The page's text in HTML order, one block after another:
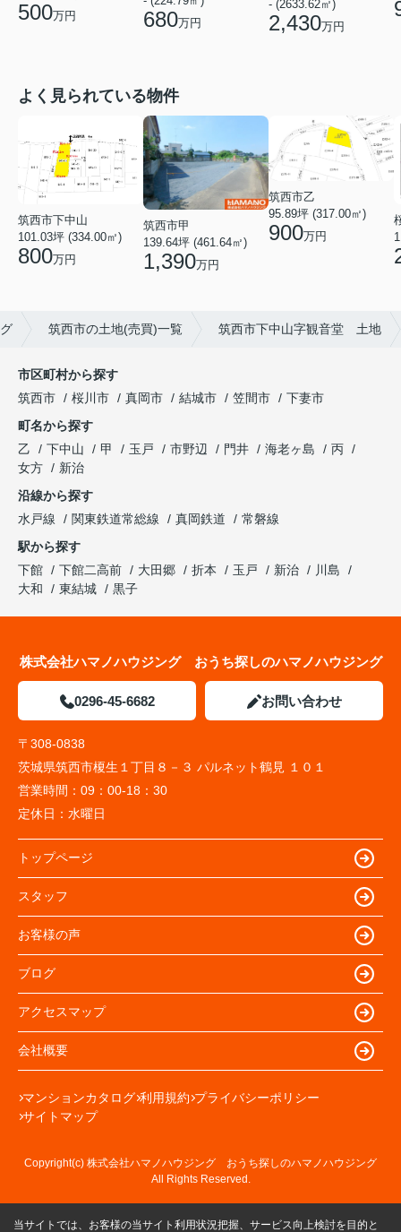
500万円 680万円
- (2633.62㎡)
2,430万円
よく見られている物件
筑西市下中山
101.03坪 (334.00㎡)
800万円
筑西市甲
139.64坪 (461.64㎡)
1,390万円
筑西市乙
95.89坪 (317.00㎡)
900万円
筑西市の土地(売買)一覧 筑西市下中山字観音堂 土地
市区町村から探す
筑西市
桜川市 真岡市 結城市 笠間市
下妻市
町名から探す
乙
下中山 甲 玉戸 市野辺 門井 海老ヶ島
丙
女方
新治
沿線から探す
水戸線
関東鉄道常総線 真岡鉄道
常磐線
駅から探す
下館
下館二高前 大田郷 折本 玉戸 新治
川島
大和
東結城 黒子
株式会社ハマノハウジング おうち探しのハマノハウジング
0296-45-6682 お問い合わせ
〒308-0838
茨城県筑西市榎生１丁目８－３ パルネット鶴見 １０１
営業時間： 09：00-18：30
定休日： 水曜日
トップページ
スタッフ
お客様の声
ブログ
アクセスマップ
会社概要
マンションカタログ 利用規約 プライバシーポリシー
サイトマップ
Copyright(c) 株式会社ハマノハウジング おうち探しのハマノハウジング
All Rights Reserved.
当サイトでは、お客様の当サイト利用状況把握、サービス向上検討を目的と